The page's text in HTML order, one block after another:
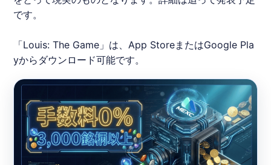
です。
「Louis: The Game」は、App StoreまたはGoogle Pla
yからダウンロード可能です。